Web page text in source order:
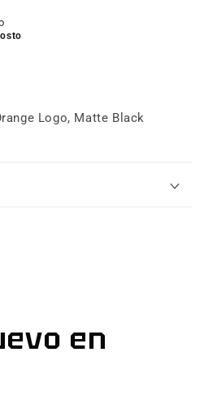
Logo, Matte Black
en